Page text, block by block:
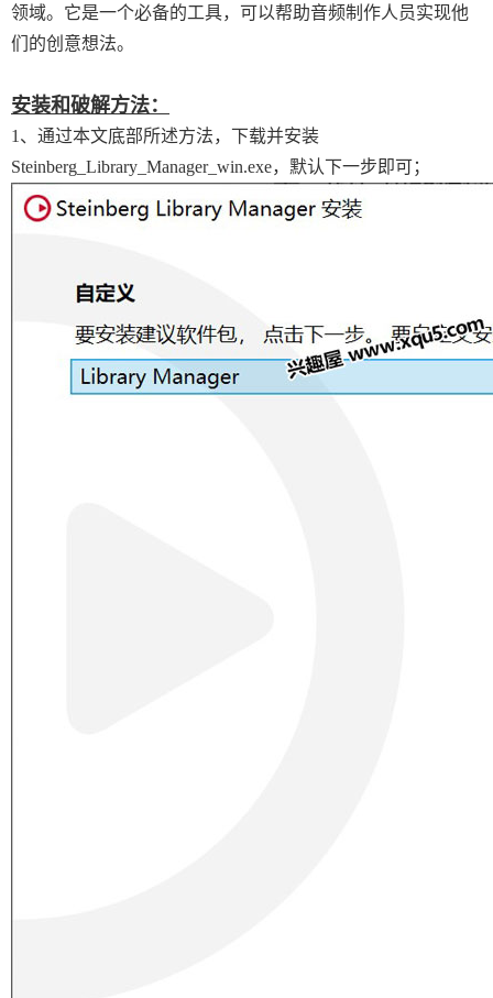
领域。它是一个必备的工具，可以帮助音频制作人员实现他
们的创意想法。
安装和破解方法：
1、通过本文底部所述方法，下载并安装
Steinberg_Library_Manager_win.exe，默认下一步即可；